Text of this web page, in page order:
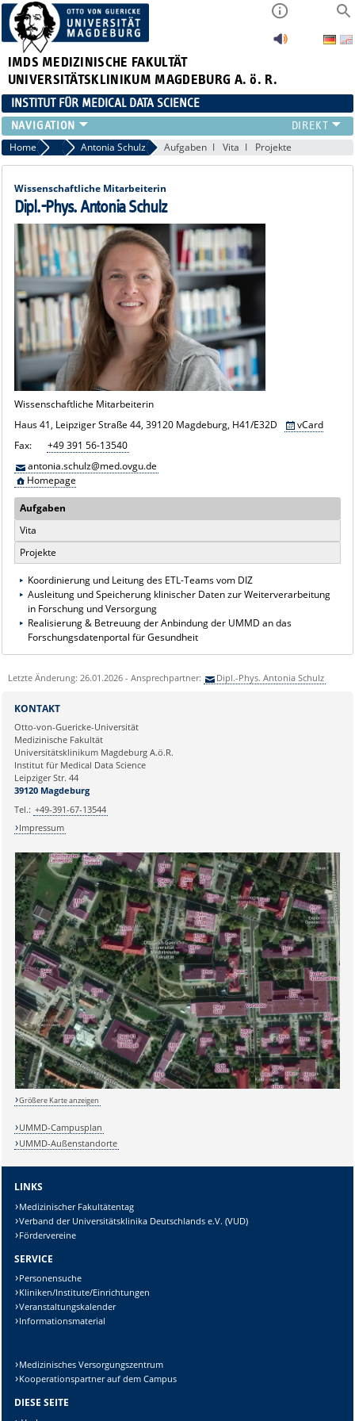
IMDS MEDIZINISCHE FAKULTÄT
UNIVERSITÄTSKLINIKUM MAGDEBURG A. ö. R.
INSTITUT FÜR MEDICAL DATA SCIENCE
FORSCHUNG
TEAM
PROJEKTE & PUBLIKATIONEN
LEHRE
ABSCHLUSSARBEITEN
CLINICIAN SCIENTISTS
TREUHANDSTELLE
Home Team Antonia Schulz Aufgaben Vita Projekte
Wissenschaftliche Mitarbeiterin
Dipl.-Phys. Antonia Schulz
Wissenschaftliche Mitarbeiterin
Haus 41, Leipziger Straße 44, 39120 Magdeburg, H41/E32D
vCard
Fax:
+49 391 56-13540
antonia.schulz@med.ovgu.de
Homepage
Aufgaben
Vita
Projekte
Koordinierung und Leitung des ETL-Teams vom DIZ
Ausleitung und Speicherung klinischer Daten zur Weiterverarbeitung
in Forschung und Versorgung
Realisierung & Betreuung der Anbindung der UMMD an das
Forschungsdatenportal für Gesundheit
Letzte Änderung: 26.01.2026 - Ansprechpartner: Dipl.-Phys. Antonia Schulz
KONTAKT
Otto-von-Guericke-Universität
Medizinische Fakultät
Universitätsklinikum Magdeburg A.ö.R.
Institut für Medical Data Science
Leipziger Str. 44
39120 Magdeburg
Tel.: +49-391-67-13544
Impressum
Größere Karte anzeigen
UMMD-Campusplan
UMMD-Außenstandorte
LINKS
Medizinischer Fakultätentag
Verband der Universitätsklinika Deutschlands e.V. (VUD)
Fördervereine
SERVICE
Personensuche
Kliniken/Institute/Einrichtungen
Veranstaltungskalender
Informationsmaterial
Medizinisches Versorgungszentrum
Kooperationspartner auf dem Campus
DIESE SEITE